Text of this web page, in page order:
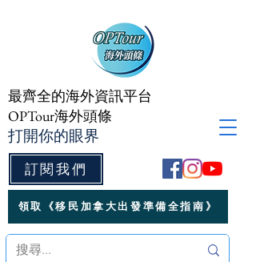
訂閱我們
最齊全的海外資訊平台
OPTour海外頭條
打開你的眼界
領取《移民加拿大出發準備全指南》